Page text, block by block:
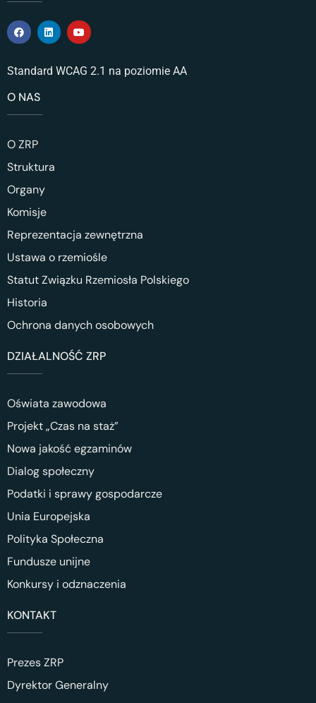
Standard WCAG 2.1 na poziomie AA
O NAS
O ZRP
Struktura
Organy
Komisje
Reprezentacja zewnętrzna
Ustawa o rzemiośle
Statut Związku Rzemiosła Polskiego
Historia
Ochrona danych osobowych
DZIAŁALNOŚĆ ZRP
Oświata zawodowa
Projekt „Czas na staż”
Nowa jakość egzaminów
Dialog społeczny
Podatki i sprawy gospodarcze
Unia Europejska
Polityka Społeczna
Fundusze unijne
Konkursy i odznaczenia
KONTAKT
Prezes ZRP
Dyrektor Generalny